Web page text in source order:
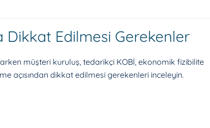
Dikkat Edilmesi Gerekenler
müşteri kuruluş, tedarikçi KOBİ, ekonomik fizibilite
açısından dikkat edilmesi gerekenleri inceleyin.